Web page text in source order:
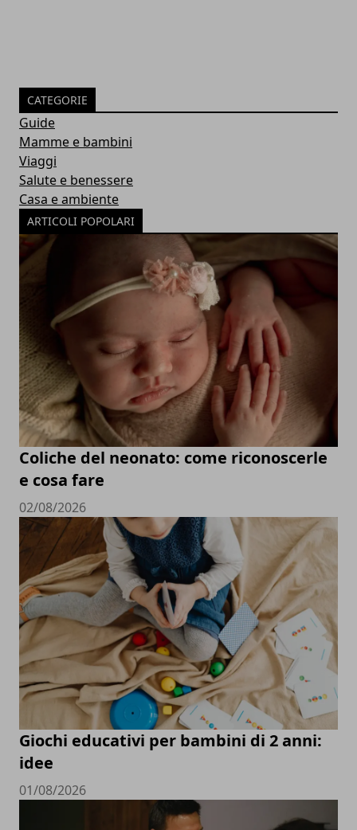
CATEGORIE
Guide
Mamme e bambini
Viaggi
Salute e benessere
Casa e ambiente
ARTICOLI POPOLARI
Coliche del neonato: come riconoscerle
e cosa fare
02/08/2026
Giochi educativi per bambini di 2 anni:
idee
01/08/2026